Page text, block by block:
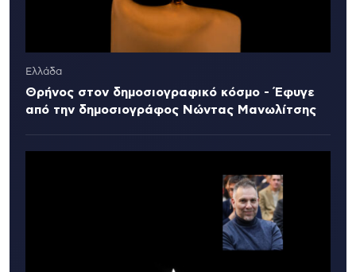
Ελλάδα
Θρήνος στον δημοσιογραφικό κόσμο - Έφυγε
από την δημοσιογράφος Νώντας Μανωλίτσης